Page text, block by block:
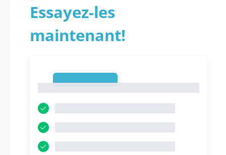
Essayez-les
maintenant!